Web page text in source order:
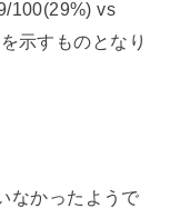
100(29%) vs
示すものとなり
なかったようで